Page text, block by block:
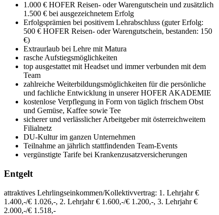
1.000 € HOFER Reisen- oder Warengutschein und zusätzlich
1.500 € bei ausgezeichnetem Erfolg
Erfolgsprämien bei positivem Lehrabschluss (guter Erfolg:
500 € HOFER Reisen- oder Warengutschein, bestanden: 150
€)
Extraurlaub bei Lehre mit Matura
rasche Aufstiegsmöglichkeiten
top ausgestattet mit Headset und immer verbunden mit dem
Team
zahlreiche Weiterbildungsmöglichkeiten für die persönliche
und fachliche Entwicklung in unserer HOFER AKADEMIE
kostenlose Verpflegung in Form von täglich frischem Obst
und Gemüse, Kaffee sowie Tee
sicherer und verlässlicher Arbeitgeber mit österreichweitem
Filialnetz
DU-Kultur im ganzen Unternehmen
Teilnahme an jährlich stattfindenden Team-Events
vergünstigte Tarife bei Krankenzusatzversicherungen
Entgelt
attraktives Lehrlingseinkommen/Kollektivvertrag: 1. Lehrjahr €
1.400,-/€ 1.026,-, 2. Lehrjahr € 1.600,-/€ 1.200,-, 3. Lehrjahr €
2.000,-/€ 1.518,-